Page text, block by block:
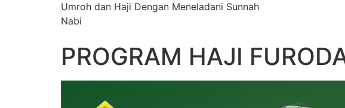
Umroh dan Haji Dengan Meneladani Sunnah
Nabi
PROGRAM HAJI